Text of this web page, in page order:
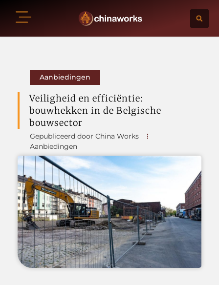
Aanbiedingen
Veiligheid en efficiëntie:
bouwhekken in de Belgische
bouwsector
Gepubliceerd door China Works
Aanbiedingen